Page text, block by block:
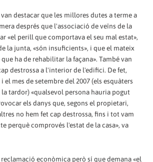
destacar que les millores dutes a terme a
després que l'associació de veïns de la
«el perill que comportava el seu mal estat»,
la junta, «són insuficients», i que el mateix
ha de rehabilitar la façana». També van
destrossa a l'interior de l'edifici. De fet,
el mes de setembre del 2007 (els esquàters
la tardor) «qualsevol persona hauria pogut
els danys que, segons el propietari,
no hem fet cap destrossa, fins i tot vam
perquè comprovés l'estat de la casa», va
econòmica però sí que demana «el